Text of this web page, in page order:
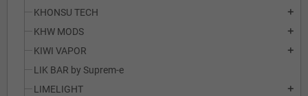
KHONSU TECH add
KHW MODS add
KIWI VAPOR add
LIK BAR by Suprem-e
LIMELIGHT
add